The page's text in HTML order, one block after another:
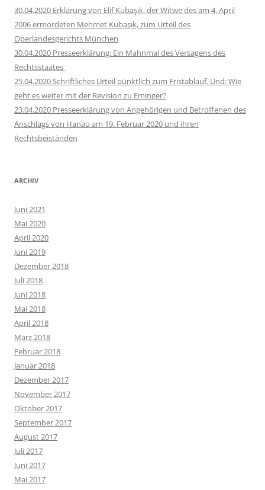
30.04.2020 Erklärung von Elif Kubaşık, der Witwe des am 4. April
2006 ermordeten Mehmet Kubaşık, zum Urteil des
Oberlandesgerichts München
30.04.2020 Presseerklärung: Ein Mahnmal des Versagens des
Rechtsstaates
25.04.2020 Schriftliches Urteil pünktlich zum Fristablauf. Und: Wie
geht es weiter mit der Revision zu Eminger?
23.04.2020 Presseerklärung von Angehörigen und Betroffenen des
Anschlags von Hanau am 19. Februar 2020 und ihren
Rechtsbeiständen
ARCHIV
Juni 2021
Mai 2020
April 2020
Juni 2019
Dezember 2018
Juli 2018
Juni 2018
Mai 2018
April 2018
März 2018
Februar 2018
Januar 2018
Dezember 2017
November 2017
Oktober 2017
September 2017
August 2017
Juli 2017
Juni 2017
Mai 2017